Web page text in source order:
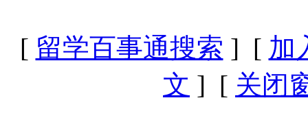
[ 留学百事通搜索 ] [ 加
文 ] [ 关闭